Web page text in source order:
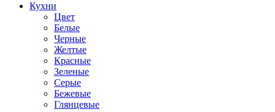
Кухни
Цвет
Белые
Черные
Желтые
Красные
Зеленые
Серые
Бежевые
Глянцевые